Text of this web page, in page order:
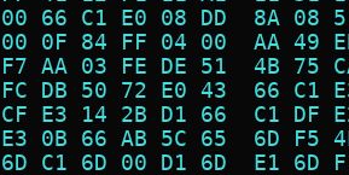
66 C1 E0 08 DD  8A
0F 84 FF 04 00  AA
AA 03 FE DE 51  4B
DB 50 72 E0 43  66
E3 14 2B D1 66  C1
0B 66 AB 5C 65  6D
C1 6D 00 D1 6D  E1